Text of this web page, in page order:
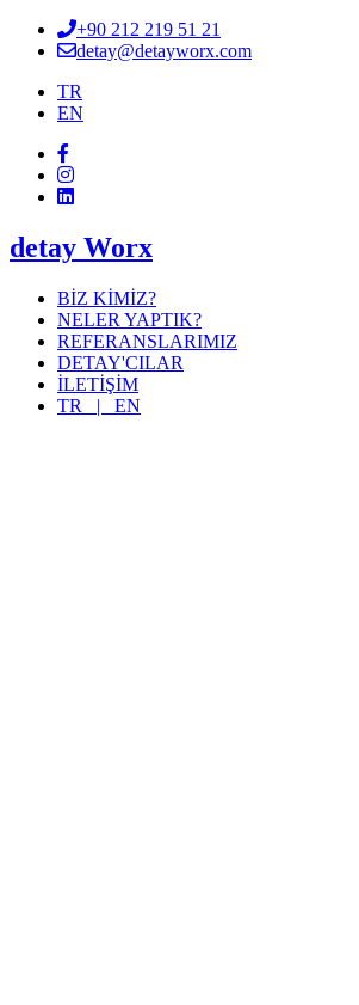
+90 212 219 51 21
detay@detayworx.com
TR
EN
detay Worx
BİZ KİMİZ?
NELER YAPTIK?
REFERANSLARIMIZ
DETAY'CILAR
İLETİŞİM
TR | EN